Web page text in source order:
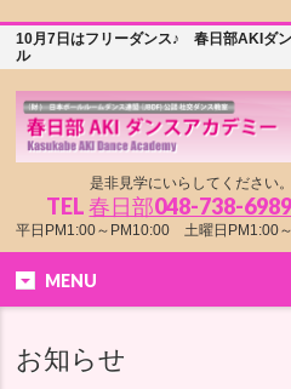
10月7日はフリーダンス♪ 春日部AKIダ
ル
是非見学にいらしてください
TEL春日部048-738-
平日PM1:00～PM10:00 土曜日PM1:00
MENU
お知らせ